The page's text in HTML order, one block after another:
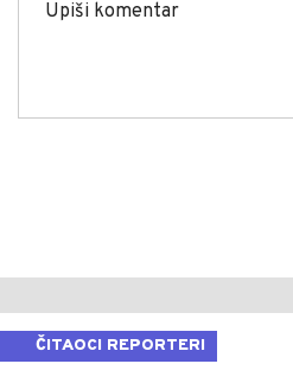
ČITAOCI REPORTERI